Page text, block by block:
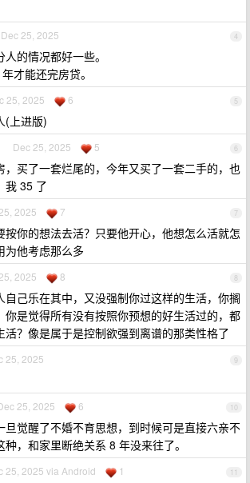
4
Dec 25, 2025
的情况都好一些。
才能还完房贷。
5
25, 2025 6
(上进版)
6
Dec 25, 2025 5
，买了一套烂尾的，今年又买了一套二手的，也
我 35 了
7
2025 7
按你的想法去活？只要他开心，他想怎么活就怎
为他考虑那么多
8
2025 8
自己乐在其中，又没强制你过这样的生活，你搁
你是觉得所有没有按照你预想的好生活过的，都
活？像是属于是控制欲强到离谱的那类性格了
9
25, 2025
10
25, 2025 6
旦觉醒了不婚不育思想，到时候可是直接六亲不
，和家里断绝关系 8 年没来往了。
11
25, 2025 via Android 1